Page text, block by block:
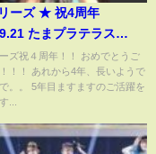
ーズ ★ 祝4周年
たまプラテラス
ズ祝４周年！！ おめでとうご
！！ あれから4年、長いようで
。。 5年目ますますのご活躍を
...